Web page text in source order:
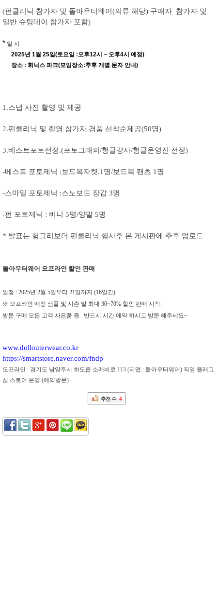
(펀클리닉 참가자 및 돌아우터웨어(의류 해당) 구매자 참가자 및
일반 슈팅데이 참가자 포함)
* 일 시
2025년 1월 25일(토요일 :오후12시 ~ 오후4시 예정)
장소 : 휘닉스 파크(모임장소:추후 개별 문자 안내)
1.스냅 사진 촬영 및 제공
2.펀클리닉 및 촬영 참가자 경품 선착순제공(50명)
3.베스트포토선정.(포토그래퍼/헝글강사/헝글운영진 선정)
-베스트 포토제닉 :보드복자켓.1명/보드복 팬츠 1명
-스마일 포토제닉 :스노보드 장갑 3명
-펀 포토제닉 : 비니 5명/양말 5명
* 발표는 헝그리보더 펀클리닉 행사후 본 게시판에 추후 업로드
돌아우터웨어 오프라인 할인 판매
일정 : 2025년 2월 5일부터 21일까지 (16일간)
※ 오프라인 매장 샘플 및 시즌 말 최대 30~70% 할인 판매 시작.
방문 구매 모든 고객 사은품 증. 반드시 시간 예약 하시고 방문 해주세요~
www.dollouterwear.co.kr
https://smartstore.naver.com/fndp
오프라인 : 경기도 남양주시 화도읍 소래비로 113 (티맵 : 돌아우터웨어) 직영 플래그
십 스토어 운영.(예약방문)
추천 수 4